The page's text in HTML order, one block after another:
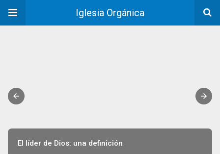
Iglesia Orgánica
El líder de Dios: una definición